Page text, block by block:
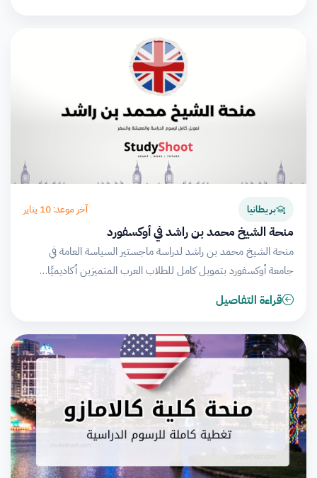
بريطانيا آخر موعد: 10 يناير
منحة الشيخ محمد بن راشد في أوكسفورد
منحة الشيخ محمد بن راشد لدراسة ماجستير السياسة العامة في
جامعة أوكسفورد بتمويل كامل للطلاب العرب المتميزين أكاديميًا…
قراءة التفاصيل